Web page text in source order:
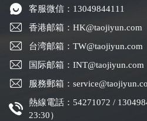
客服微信：13049844111
香港邮箱：HK@taojiyun.com
台湾邮箱：TW@taojiyun.com
国际邮箱：INT@taojiyun.com
服務郵箱：
熱線電話：54271072 /
23:30）